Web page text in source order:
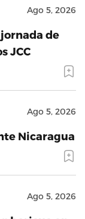
Ago 5, 2026
de
JCC
Ago 5, 2026
Nicaragua
Ago 5, 2026